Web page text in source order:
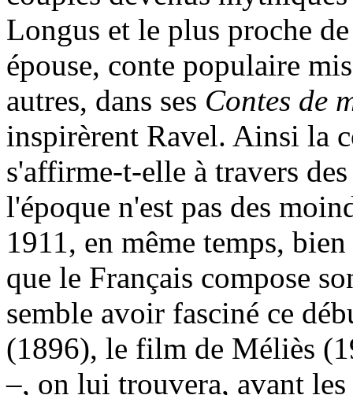
Longus et le plus proche
épouse, conte populaire
autres, dans ses Contes de
inspirèrent Ravel. Ainsi la
s'affirme-t-elle à travers
l'époque n'est pas des
1911, en même temps,
que le Français compose
semble avoir fasciné ce
(1896), le film de Méliès
–, on lui trouvera, avant